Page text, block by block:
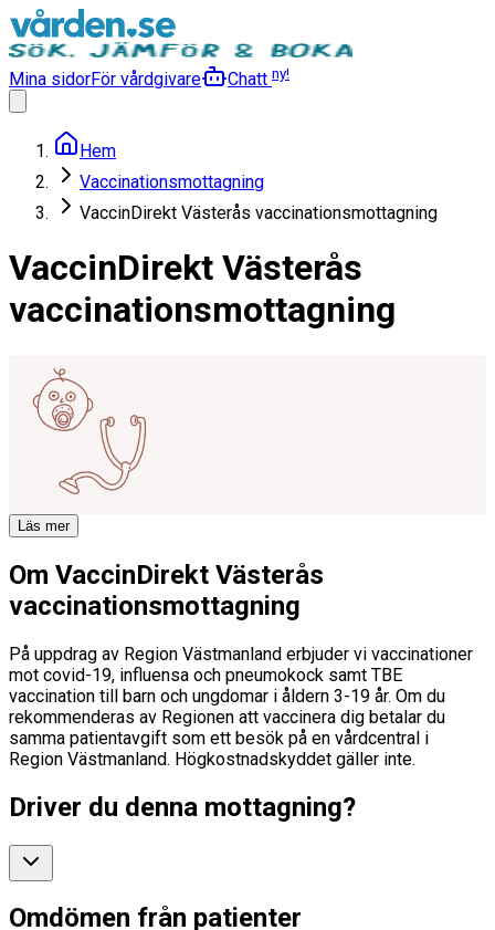
Mina sidorFör vårdgivare Chatt ny!
Hem
Vaccinationsmottagning
VaccinDirekt Västerås vaccinationsmottagning
VaccinDirekt Västerås
vaccinationsmottagning
Läs mer
Om VaccinDirekt Västerås
vaccinationsmottagning
På uppdrag av Region Västmanland erbjuder vi vaccinationer
mot covid-19, influensa och pneumokock samt TBE
vaccination till barn och ungdomar i åldern 3-19 år. Om du
rekommenderas av Regionen att vaccinera dig betalar du
samma patientavgift som ett besök på en vårdcentral i
Region Västmanland. Högkostnadskyddet gäller inte.
Driver du denna mottagning?
Omdömen från patienter